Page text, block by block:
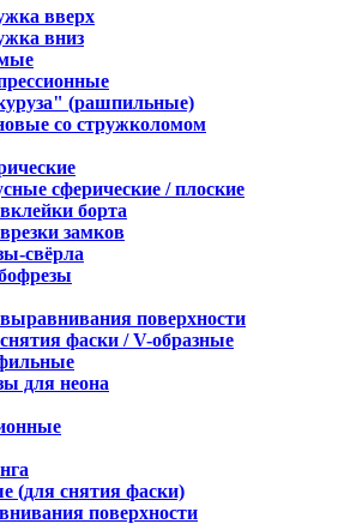
вверх
вниз
(рашпильные)
со стружколомом
сферические / плоские
борта
замков
свёрла
поверхности
фаски / V-образные
для неона
(для снятия фаски)
поверхности